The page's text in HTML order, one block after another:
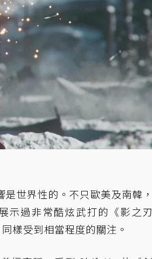
世界性的。不只歐美及南韓，
示過非常酷炫武打的《影之刃
樣受到相當程度的關注。